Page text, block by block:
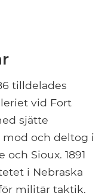
tilldelades
vid Fort
sjätte
mod och deltog i
Sioux. 1891
i Nebraska
militär taktik.